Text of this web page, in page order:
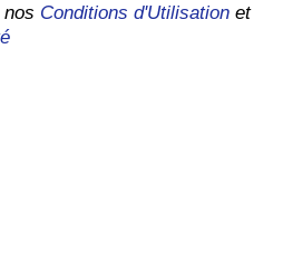
Conditions d'Utilisation et